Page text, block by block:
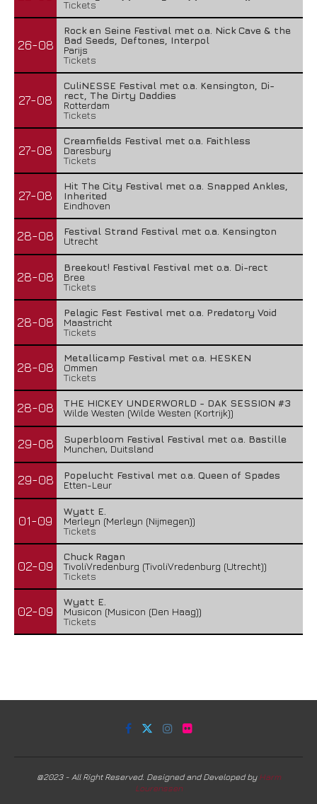
Tickets
26-08
Rock en Seine Festival met o.a. Nick Cave & the
Bad Seeds, Deftones, Interpol
Parijs
Tickets
27-08
CuliNESSE Festival met o.a. Kensington, Di-
rect, The Dirty Daddies
Rotterdam
Tickets
27-08
Creamfields Festival met o.a. Faithless
Daresbury
Tickets
27-08
Hit The City Festival met o.a. Snapped Ankles,
Inherited
Eindhoven
28-08
Festival Strand Festival met o.a. Kensington
Utrecht
28-08
Breekout! Festival Festival met o.a. Di-rect
Bree
Tickets
28-08
Pelagic Fest Festival met o.a. Predatory Void
Maastricht
Tickets
28-08
Metallicamp Festival met o.a. HESKEN
Ommen
Tickets
28-08
THE HICKEY UNDERWORLD - DAK SESSION #3
Wilde Westen (Wilde Westen (Kortrijk))
29-08
Superbloom Festival Festival met o.a. Bastille
Munchen, Duitsland
29-08
Popelucht Festival met o.a. Queen of Spades
Etten-Leur
01-09
Wyatt E.
Merleyn (Merleyn (Nijmegen))
Tickets
02-09
Chuck Ragan
TivoliVredenburg (TivoliVredenburg (Utrecht))
Tickets
02-09
Wyatt E.
Musicon (Musicon (Den Haag))
Tickets
@2023 - All Right Reserved. Designed and Developed by Harm
Lourenssen